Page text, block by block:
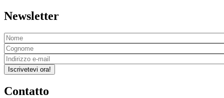
Newsletter
Iscrivetevi ora!
Contatto